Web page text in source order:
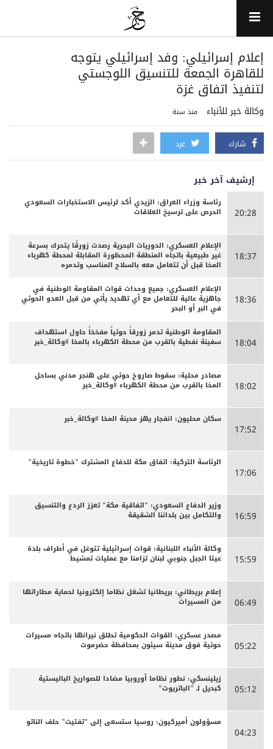
إعلام إسرائيلي: وفد إسرائيلي يتوجه
للقاهرة الجمعة للتنسيق اللوجستي
لتنفيذ اتفاق غزة
وكالة خبر للأنباء منذ سنة
شارك غرد
إرشيف آخر خبر
20:28
رئاسة وزراء العراق: الزيدي أكد لرئيس الاستخبارات السعودي
الحرص على ترسيخ العلاقات
18:37
الإعلام العسكري: الدوريات البحرية رصدت زورقًا يتحرك بسرعة
غير طبيعية باتجاه المنطقة المحظورة المقابلة لمحطة كهرباء
المخا قبل أن تتعامل معه بالسلاح المناسب وتدمره
18:36
الإعلام العسكري: جميع وحدات قوات المقاومة الوطنية في
جاهزية عالية للتعامل مع أي تهديد يأتي من قبل العدو الحوثي
في البر أو البحر
18:04
المقاومة الوطنية تدمر زورقاً حوثياً مفخخاً حاول استهداف
سفينة نفطية بالقرب من محطة الكهرباء بالمخا #وكالة_خبر
18:02
مصادر محلية: سقوط صاروخ حوثي على هنجر مدني بساحل
المخا بالقرب من محطة الكهرباء #وكالة_خبر
17:52
سكان محليون: انفجار يهز مدينة المخا #وكالة_خبر
17:06
الرئاسة التركية: اتفاق مكة للدفاع المشترك "خطوة تاريخية"
16:59
وزير الدفاع السعودي: "اتفاقية مكة" تعزز الردع والتنسيق
والتكامل بين بلداننا الشقيقة
15:59
وكالة الأنباء اللبنانية: قوات إسرائيلية تتوغل في أطراف بلدة
عيتا الجبل جنوبي لبنان تزامنا مع عمليات تمشيط
06:49
إعلام بريطاني: بريطانيا تشغل نظاما إلكترونيا لحماية مطاراتها
من المسيرات
05:22
مصدر عسكري: القوات الحكومية تطلق نيرانها باتجاه مسيرات
حوثية فوق مدينة سيئون بمحافظة حضرموت
05:12
زيلينسكي: نطور نظاما أوروبيا مضادا للصواريخ الباليستية
كبديل لـ "الباتريوت"
04:23
مسؤولون أميركيون: روسيا ستسعى إلى "تفتيت" حلف الناتو